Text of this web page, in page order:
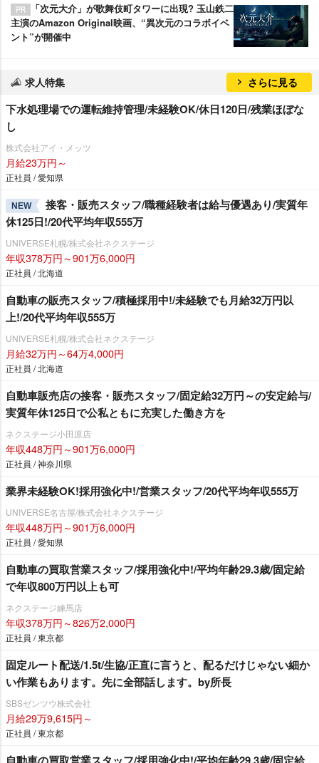
「次元大介」が歌舞伎町タワーに出現? 玉山鉄二
主演のAmazon Original映画、“異次元のコラボイベ
ント”が開催中
求人特集 さらに見る
下水処理場での運転維持管理/未経験OK/休日120日/残業ほぼな
し
株式会社アイ・メッツ
月給23万円～
正社員 / 愛知県
NEW
接客・販売スタッフ/職種経験者は給与優遇あり/実質年
休125日!/20代平均年収555万
UNIVERSE札幌/株式会社ネクステージ
年収378万円～901万6,000円
正社員 / 北海道
自動車の販売スタッフ/積極採用中!/未経験でも月給32万円以
上!/20代平均年収555万
UNIVERSE札幌/株式会社ネクステージ
月給32万円～64万4,000円
正社員 / 北海道
自動車販売店の接客・販売スタッフ/固定給32万円～の安定給与/
実質年休125日で公私ともに充実した働き方を
ネクステージ小田原店
年収448万円～901万6,000円
正社員 / 神奈川県
業界未経験OK!採用強化中!/営業スタッフ/20代平均年収555万
UNIVERSE名古屋/株式会社ネクステージ
年収448万円～901万6,000円
正社員 / 愛知県
自動車の買取営業スタッフ/採用強化中!/平均年齢29.3歳/固定給
で年収800万円以上も可
ネクステージ練馬店
年収378万円～826万2,000円
正社員 / 東京都
固定ルート配送/1.5t/生協/正直に言うと、配るだけじゃない細か
い作業もあります。先に全部話します。by所長
SBSゼンツウ株式会社
月給29万9,615円～
正社員 / 東京都